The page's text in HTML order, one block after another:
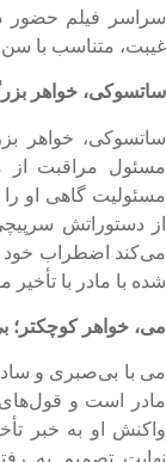
فیلم حضور
متناسب با
خواهر
خواهر
مراقبت از
گاهی او را
دستوراتش
اضطراب خود
با مادر با
خواهر کوچکتر؛
با بی‌صبری و
است و قول‌های
او به خبر